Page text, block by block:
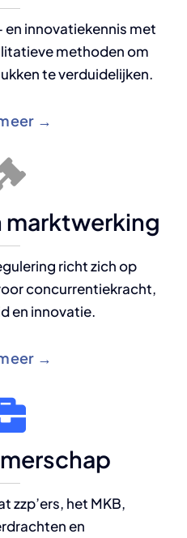
innovatiekennis met
methoden om
te verduidelijken.
→
marktwerking
richt zich op
concurrentiekracht,
en innovatie.
→
zzp’ers, het MKB,
en